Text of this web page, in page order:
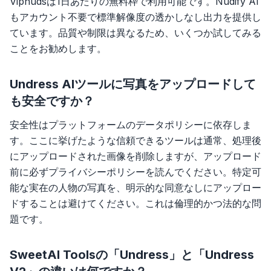
もアカウント不要で標準解像度の透かしなし出力を提供し
ています。品質や制限は異なるため、いくつか試してみる
ことをお勧めします。
Undress AIツールに写真をアップロードして
も安全ですか？
安全性はプラットフォームのデータポリシーに依存しま
す。ここに挙げたような信頼できるツールは通常、処理後
にアップロードされた画像を削除しますが、アップロード
前に必ずプライバシーポリシーを読んでください。特定可
能な実在の人物の写真を、明示的な同意なしにアップロー
ドすることは避けてください。これは倫理的かつ法的な問
題です。
SweetAI Toolsの「Undress」と「Undress